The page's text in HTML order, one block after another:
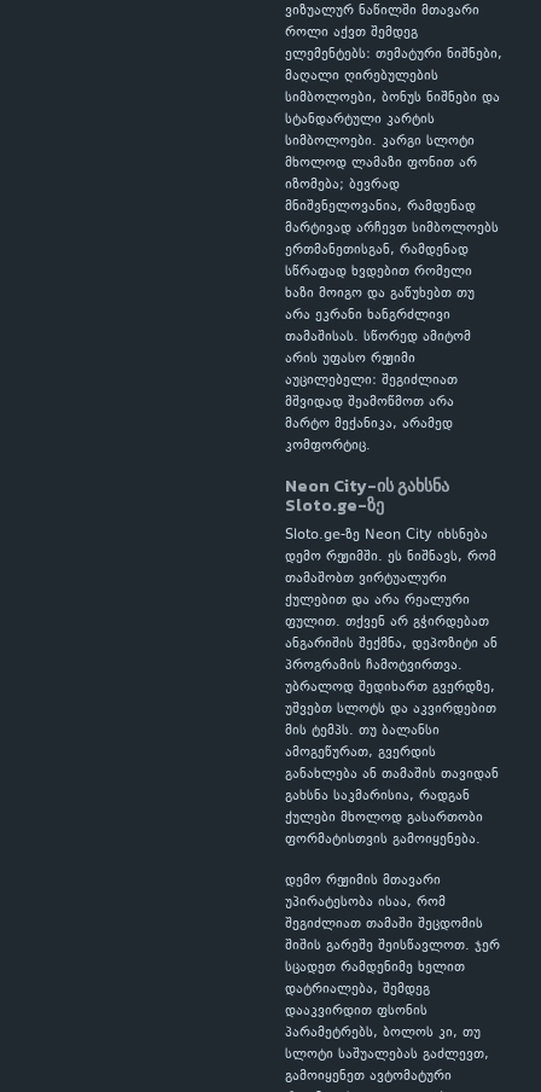
ვიზუალურ ნაწილში მთავარი
როლი აქვთ შემდეგ
ელემენტებს: თემატური ნიშნები,
მაღალი ღირებულების
სიმბოლოები, ბონუს ნიშნები და
სტანდარტული კარტის
სიმბოლოები. კარგი სლოტი
მხოლოდ ლამაზი ფონით არ
იზომება; ბევრად
მნიშვნელოვანია, რამდენად
მარტივად არჩევთ სიმბოლოებს
ერთმანეთისგან, რამდენად
სწრაფად ხვდებით რომელი
ხაზი მოიგო და გაწუხებთ თუ
არა ეკრანი ხანგრძლივი
თამაშისას. სწორედ ამიტომ
არის უფასო რეჟიმი
აუცილებელი: შეგიძლიათ
მშვიდად შეამოწმოთ არა
მარტო მექანიკა, არამედ
კომფორტიც.
Neon City-ის გახსნა
Sloto.ge-ზე
Sloto.ge-ზე Neon City იხსნება
დემო რეჟიმში. ეს ნიშნავს, რომ
თამაშობთ ვირტუალური
ქულებით და არა რეალური
ფულით. თქვენ არ გჭირდებათ
ანგარიშის შექმნა, დეპოზიტი ან
პროგრამის ჩამოტვირთვა.
უბრალოდ შედიხართ გვერდზე,
უშვებთ სლოტს და აკვირდებით
მის ტემპს. თუ ბალანსი
ამოგეწურათ, გვერდის
განახლება ან თამაშის თავიდან
გახსნა საკმარისია, რადგან
ქულები მხოლოდ გასართობი
ფორმატისთვის გამოიყენება.
დემო რეჟიმის მთავარი
უპირატესობა ისაა, რომ
შეგიძლიათ თამაში შეცდომის
შიშის გარეშე შეისწავლოთ. ჯერ
სცადეთ რამდენიმე ხელით
დატრიალება, შემდეგ
დააკვირდით ფსონის
პარამეტრებს, ბოლოს კი, თუ
სლოტი საშუალებას გაძლევთ,
გამოიყენეთ ავტომატური